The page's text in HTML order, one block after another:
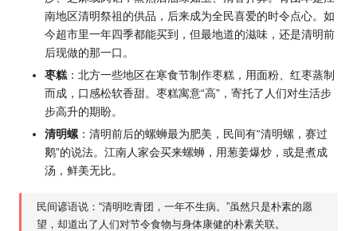
南地区清明祭祖的供品，后来成为全民喜爱的时令点心。如
今超市里一年四季都能买到，但最地道的滋味，还是清明前
后现做的那一口。
枣糕 ：北方一些地区在寒食节制作枣糕，用面粉、红枣蒸制
而成，口感松软香甜。枣糕寓意“高”，寄托了人们对生活步
步高升的期盼。
清明螺 ：清明前后的螺蛳最为肥美，民间有“清明螺，赛过
鹅”的说法。江南人家会买来螺蛳，用葱姜爆炒，或是煮成
汤，鲜美无比。
民间谚语说：“清明吃青团，一年不生病。”虽然只是朴素的愿
望，却道出了人们对节令食物与身体康健的朴素关联。